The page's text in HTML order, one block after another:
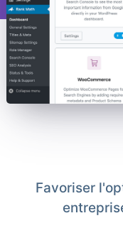
Favoriser